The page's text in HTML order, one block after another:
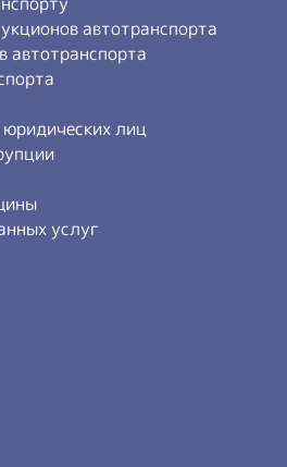
автотранспорта
автотранспорта
лиц
услуг